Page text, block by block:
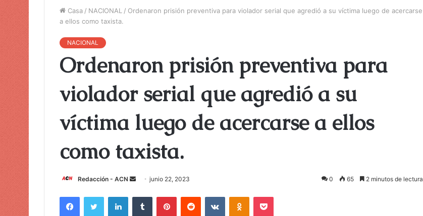
Casa / NACIONAL / Ordenaron prisión preventiva para violador serial que agredió a su víctima luego de acercarse
a ellos como taxista.
NACIONAL
Ordenaron prisión preventiva para
violador serial que agredió a su
víctima luego de acercarse a ellos
como taxista.
Redacción - ACN junio 22, 2023 0 65 2 minutos de lectura